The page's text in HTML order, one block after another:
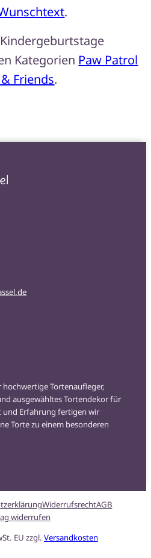
.
Kategorien Paw Patrol
Friends.
Tortenaufleger,
ausgewähltes Tortendekor für
und Erfahrung fertigen wir
Torte zu einem besonderen
WiderrufsrechtAGB
widerrufen
EU zzgl. Versandkosten